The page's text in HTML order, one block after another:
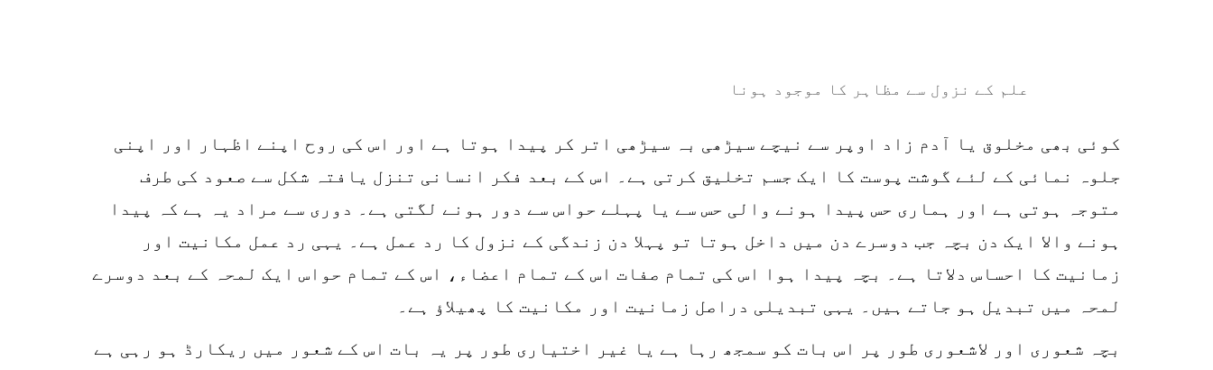
علم کے نزول سے مظاہر کا موجود ہونا
کوئی بھی مخلوق یا آدم زاد اوپر سے نیچے سیڑھی بہ سیڑھی اتر کر پیدا ہوتا ہے اور اس کی روح اپنے اظہار اور اپنی
جلوہ نمائی کے لئے گوشت پوست کا ایک جسم تخلیق کرتی ہے۔ اس کے بعد فکر انسانی تنزل یافتہ شکل سے صعود کی طرف
متوجہ ہوتی ہے اور ہماری حس پیدا ہونے والی حس سے یا پہلے حواس سے دور ہونے لگتی ہے۔ دوری سے مراد یہ ہے کہ پیدا
ہونے والا ایک دن بچہ جب دوسرے دن میں داخل ہوتا تو پہلا دن زندگی کے نزول کا رد عمل ہے۔ یہی رد عمل مکانیت اور
زمانیت کا احساس دلاتا ہے۔ بچہ پیدا ہوا اس کی تمام صفات اس کے تمام اعضاء، اس کے تمام حواس ایک لمحہ کے بعد دوسرے
لمحہ میں تبدیل ہو جاتے ہیں۔ یہی تبدیلی دراصل زمانیت اور مکانیت کا پھیلاؤ ہے۔
بچہ شعوری اور لاشعوری طور پر اس بات کو سمجھ رہا ہے یا غیر اختیاری طور پر یہ بات اس کے شعور میں ریکارڈ ہو رہی ہے